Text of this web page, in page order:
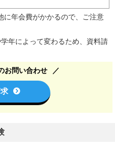
に年会費がかかるので、ご注意
年によって変わるため、資料請
お問い合わせ